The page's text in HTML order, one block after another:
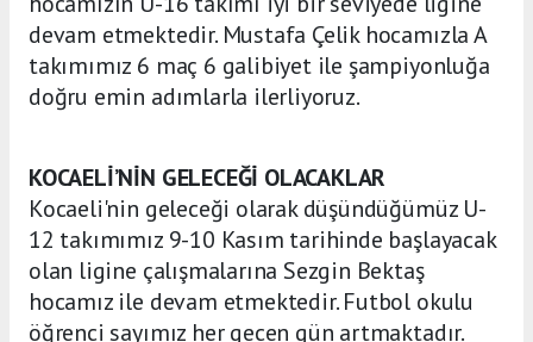
devam etmektedir. Mustafa Çelik hocamızla A
takımımız 6 maç 6 galibiyet ile şampiyonluğa
doğru emin adımlarla ilerliyoruz.
KOCAELİ’NİN GELECEĞİ OLACAKLAR
Kocaeli'nin geleceği olarak düşündüğümüz U-
12 takımımız 9-10 Kasım tarihinde başlayacak
olan ligine çalışmalarına Sezgin Bektaş
hocamız ile devam etmektedir. Futbol okulu
öğrenci sayımız her gecen gün artmaktadır.